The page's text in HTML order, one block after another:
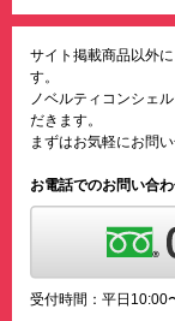
サイト掲載商品以外
す。
ノベルティコンシェ
だきます。
まずはお気軽にお問
お電話でのお問い合
受付時間：平日10:00